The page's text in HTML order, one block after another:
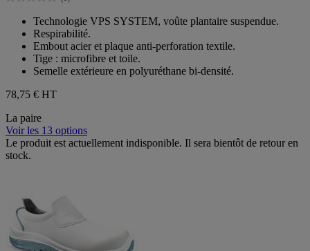
0.0
étoiles.
Technologie VPS SYSTEM, voûte plantaire suspendue.
Respirabilité.
Embout acier et plaque anti-perforation textile.
Tige : microfibre et toile.
Semelle extérieure en polyuréthane bi-densité.
78,75 € HT
La paire
Voir les 13 options
Le produit est actuellement indisponible. Il sera bientôt de retour en
stock.